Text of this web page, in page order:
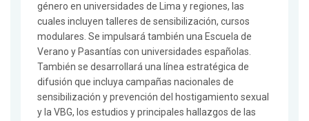
género en universidades de Lima y regiones, las
cuales incluyen talleres de sensibilización, cursos
modulares. Se impulsará también una Escuela de
Verano y Pasantías con universidades españolas.
También se desarrollará una línea estratégica de
difusión que incluya campañas nacionales de
sensibilización y prevención del hostigamiento sexual
y la VBG, los estudios y principales hallazgos de las